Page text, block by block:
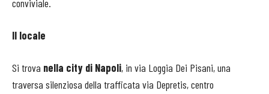
conviviale.
Il locale
Si trova nella city di Napoli, in via Loggia Dei Pisani, una
traversa silenziosa della trafficata via Depretis, centro